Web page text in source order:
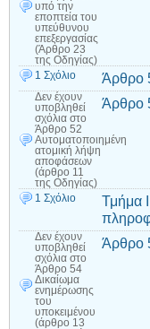
υπό την
εποπτεία του
υπεύθυνου
επεξεργασίας
(Άρθρο 23
της Οδηγίας)
1 Σχόλιο Άρθρο
Δεν έχουν
υποβληθεί
σχόλια στο
Άρθρο 52
Αυτοματοποιημένη
ατομική λήψη
αποφάσεων
(άρθρο 11
της Οδηγίας)
Άρθρο
1 Σχόλιο
Τμήμα
Δεν έχουν
υποβληθεί
σχόλια στο
Άρθρο 54
Δικαίωμα
ενημέρωσης
του
υποκειμένου
(άρθρο 13
Άρθρο